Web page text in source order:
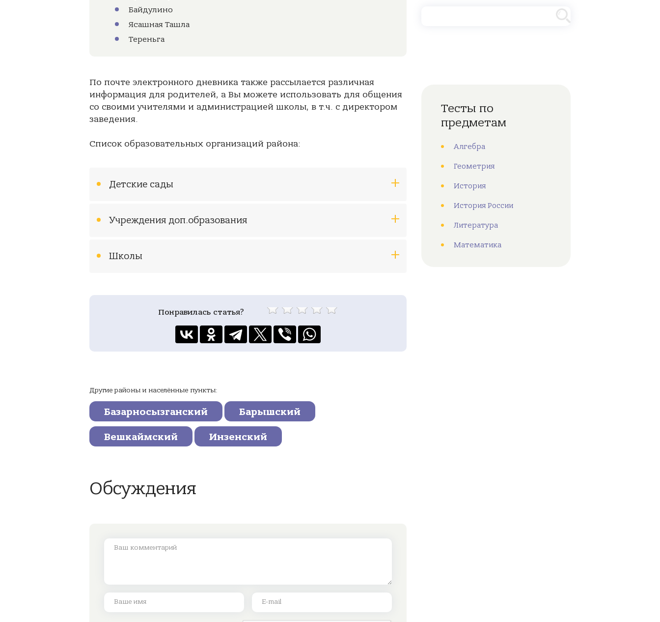
Байдулино
Ясашная Ташла
Тереньга
По почте электронного дневника также рассылается различная
информация для родителей, а Вы можете использовать для общения
со своими учителями и администрацией школы, в т.ч. с директором
заведения.
Список образовательных организаций района:
Детские сады
Учреждения доп.образования
Школы
Понравилась статья?
Другие районы и населённые пункты:
Базарносызганский Барышский
Вешкаймский Инзенский
Обсуждения
Тесты по
предметам
Алгебра
Геометрия
История
История России
Литература
Математика